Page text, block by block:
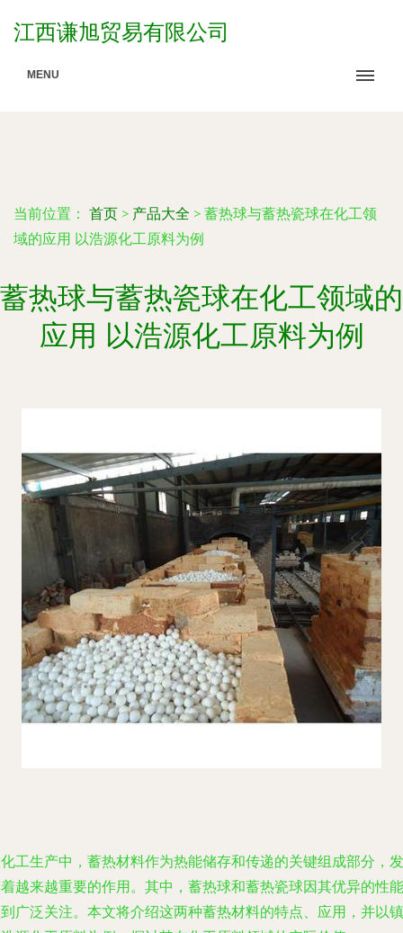
江西谦旭贸易有限公司
MENU
当前位置： 首页 > 产品大全 > 蓄热球与蓄热瓷球在化工领
域的应用 以浩源化工原料为例
蓄热球与蓄热瓷球在化工领域的
应用 以浩源化工原料为例
工生产中，蓄热材料作为热能储存和传递的关键组成部分，发
越来越重要的作用。其中，蓄热球和蓄热瓷球因其优异的性能
广泛关注。本文将介绍这两种蓄热材料的特点、应用，并以镇